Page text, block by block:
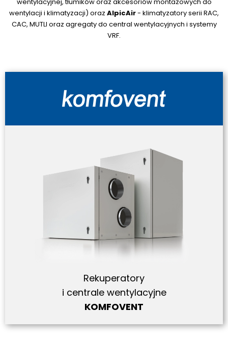
wentylacji i klimatyzacji) oraz AlpicAir- klimatyzatory serii RAC,
CAC, MUTLI oraz agregaty do central wentylacyjnych i systemy
VRF.
Rekuperatory
i centrale wentylacyjne
KOMFOVENT